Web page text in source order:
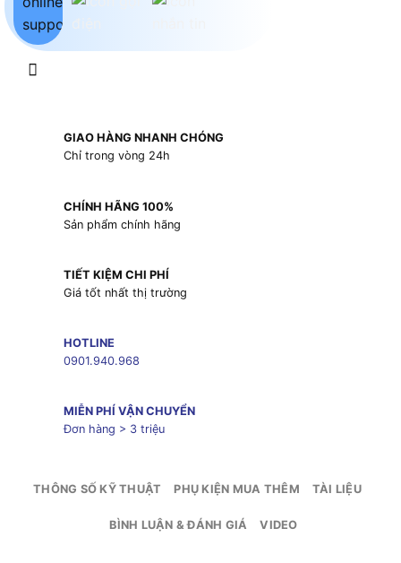
GIAO HÀNG NHANH CHÓNG
Chỉ trong vòng 24h
CHÍNH HÃNG 100%
Sản phẩm chính hãng
TIẾT KIỆM CHI PHÍ
Giá tốt nhất thị trường
HOTLINE
0901.940.968
MIỄN PHÍ VẬN CHUYỂN
Đơn hàng > 3 triệu
THÔNG SỐ KỸ THUẬT PHỤ KIỆN MUA THÊM TÀI LIỆU
BÌNH LUẬN & ĐÁNH GIÁ VIDEO